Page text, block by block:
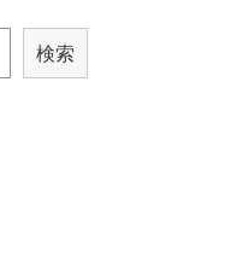
検索